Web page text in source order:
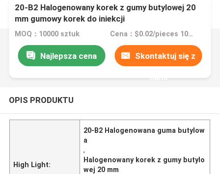
20-B2 Halogenowany korek z gumy butylowej 20
mm gumowy korek do iniekcji
MOQ：10000 sztuk Cena：$0.02/pieces 10000-99999 pieces
Najlepsza cena Skontaktuj się z
nami
OPIS PRODUKTU
High Light:
20-B2 Halogenowana guma butylow
a
,
Halogenowany korek z gumy butylo
wej 20 mm